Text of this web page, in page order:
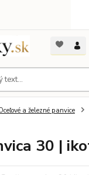
a železné panvice
30 |